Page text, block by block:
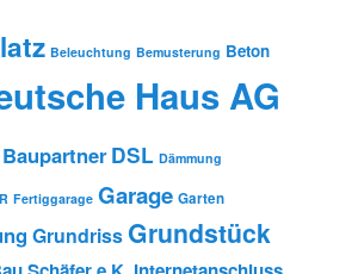
Beleuchtung Bemusterung Beton
Haus AG
DSL Dämmung
Fertiggarage Garage Garten
Grundriss Grundstück